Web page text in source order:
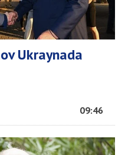
Ukraynada
09:46